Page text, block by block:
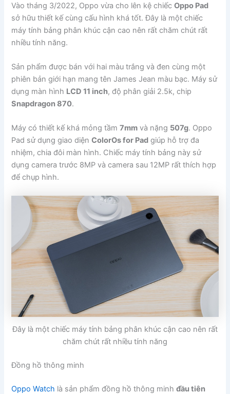
Vào tháng 3/2022, Oppo vừa cho lên kệ chiếcOppo Pad
sở hữu thiết kế cùng cấu hình khá tốt. Đây là một chiếc
máy tính bảng phân khúc cận cao nên rất chăm chút rất
nhiều tính năng.
Sản phẩm được bán với hai màu trắng và đen cùng một
phiên bản giới hạn mang tên James Jean màu bạc. Máy sử
dụng màn hình LCD 11 inch, độ phân giải 2.5k, chip
Snapdragon 870.
Máy có thiết kế khá mỏng tầm7mm và nặng 507g. Oppo
Pad sử dụng giao diệnColorOs for Pad giúp hỗ trợ đa
nhiệm, chia đôi màn hình. Chiếc máy tính bảng này sử
dụng camera trước 8MP và camera sau 12MP rất thích hợp
để chụp hình.
Đây là một chiếc máy tính bảng phân khúc cận cao nên rất
chăm chút rất nhiều tính năng
Đồng hồ thông minh
Oppo Watch là sản phẩm đồng hồ thông minhđầu tiên